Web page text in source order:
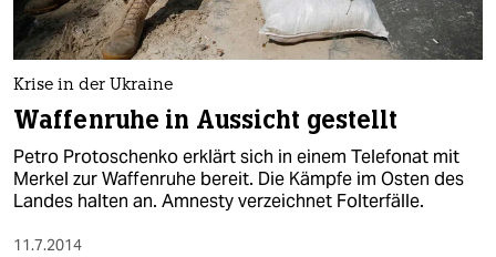
Krise in der Ukraine
Waffenruhe in Aussicht gestellt
Petro Protoschenko erklärt sich in einem Telefonat mit
Merkel zur Waffenruhe bereit. Die Kämpfe im Osten des
Landes halten an. Amnesty verzeichnet Folterfälle.
11.7.2014